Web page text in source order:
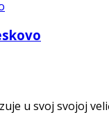
u svoj svojoj